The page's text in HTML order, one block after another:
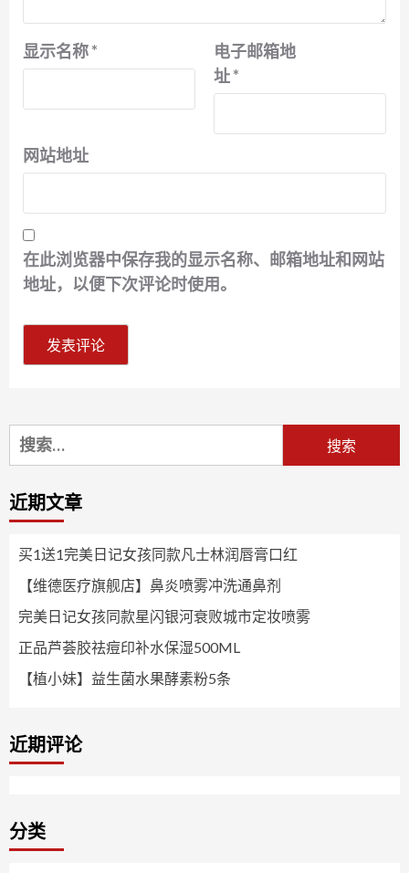
显示名称*
电子邮箱地
址*
网站地址
在此浏览器中保存我的显示名称、邮箱地址和网站
地址，以便下次评论时使用。
搜
索：
近期文章
买1送1完美日记女孩同款凡士林润唇膏口红
【维德医疗旗舰店】鼻炎喷雾冲洗通鼻剂
完美日记女孩同款星闪银河衰败城市定妆喷雾
正品芦荟胶祛痘印补水保湿500ML
【植小妹】益生菌水果酵素粉5条
近期评论
分类